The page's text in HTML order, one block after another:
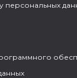
персональных